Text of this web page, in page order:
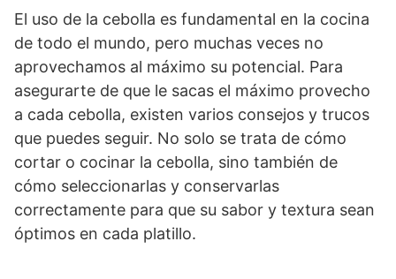
El uso de la cebolla es fundamental en la cocina
de todo el mundo, pero muchas veces no
aprovechamos al máximo su potencial. Para
asegurarte de que le sacas el máximo provecho
a cada cebolla, existen varios consejos y trucos
que puedes seguir. No solo se trata de cómo
cortar o cocinar la cebolla, sino también de
cómo seleccionarlas y conservarlas
correctamente para que su sabor y textura sean
óptimos en cada platillo.